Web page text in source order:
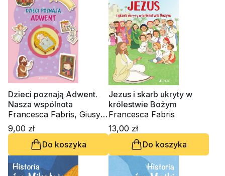
Dzieci poznają Adwent.
Nasza wspólnota
Francesca Fabris, Giusy
Capizzi
9,00 zł
Do koszyka
Jezus i skarb ukryty w
królestwie Bożym
Francesca Fabris
13,00 zł
Do koszyka